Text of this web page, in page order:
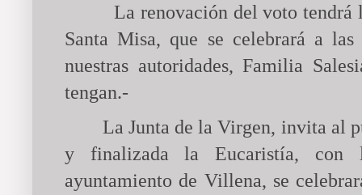
La renovación del voto tendrá
Santa Misa, que se celebrará a
nuestras autoridades, Familia
tengan.-
La Junta dela Virgen, invita al
y finalizadala Eucaristía, con
ayuntamiento de Villena, se